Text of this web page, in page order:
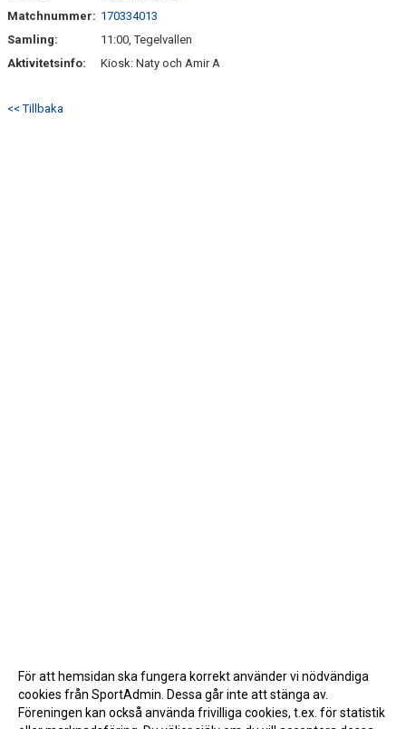
KLUBBKLÄDER
Matchnummer: 170334013
Samling:
11:00, Tegelvallen
Aktivitetsinfo:
Kiosk: Naty och Amir A
<< Tillbaka
För att hemsidan ska fungera korrekt använder vi nödvändiga
cookies från SportAdmin. Dessa går inte att stänga av.
Föreningen kan också använda frivilliga cookies, t.ex. för statistik